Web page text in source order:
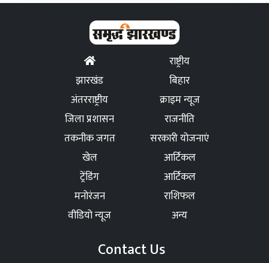
राष्ट्रीय
झारखंड
बिहार
अंतरराष्ट्रीय
क्राइम न्यूज
जिला प्रशासन
राजनीति
तकनीक जगत
सरकारी योजनाएं
खेल
आर्टिकल
ट्रेंडिंग
आर्टिकल
मनोरंजन
राशिफल
वीडियो न्यूज
अन्य
Contact Us